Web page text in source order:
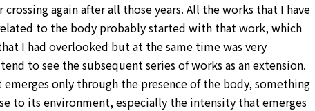
again after all those years. All the works that I have
to the body probably started with that work, which
I had overlooked but at the same time was very
to see the subsequent series of works as an extension.
only through the presence of the body, something
to its environment, especially the intensity that emerges